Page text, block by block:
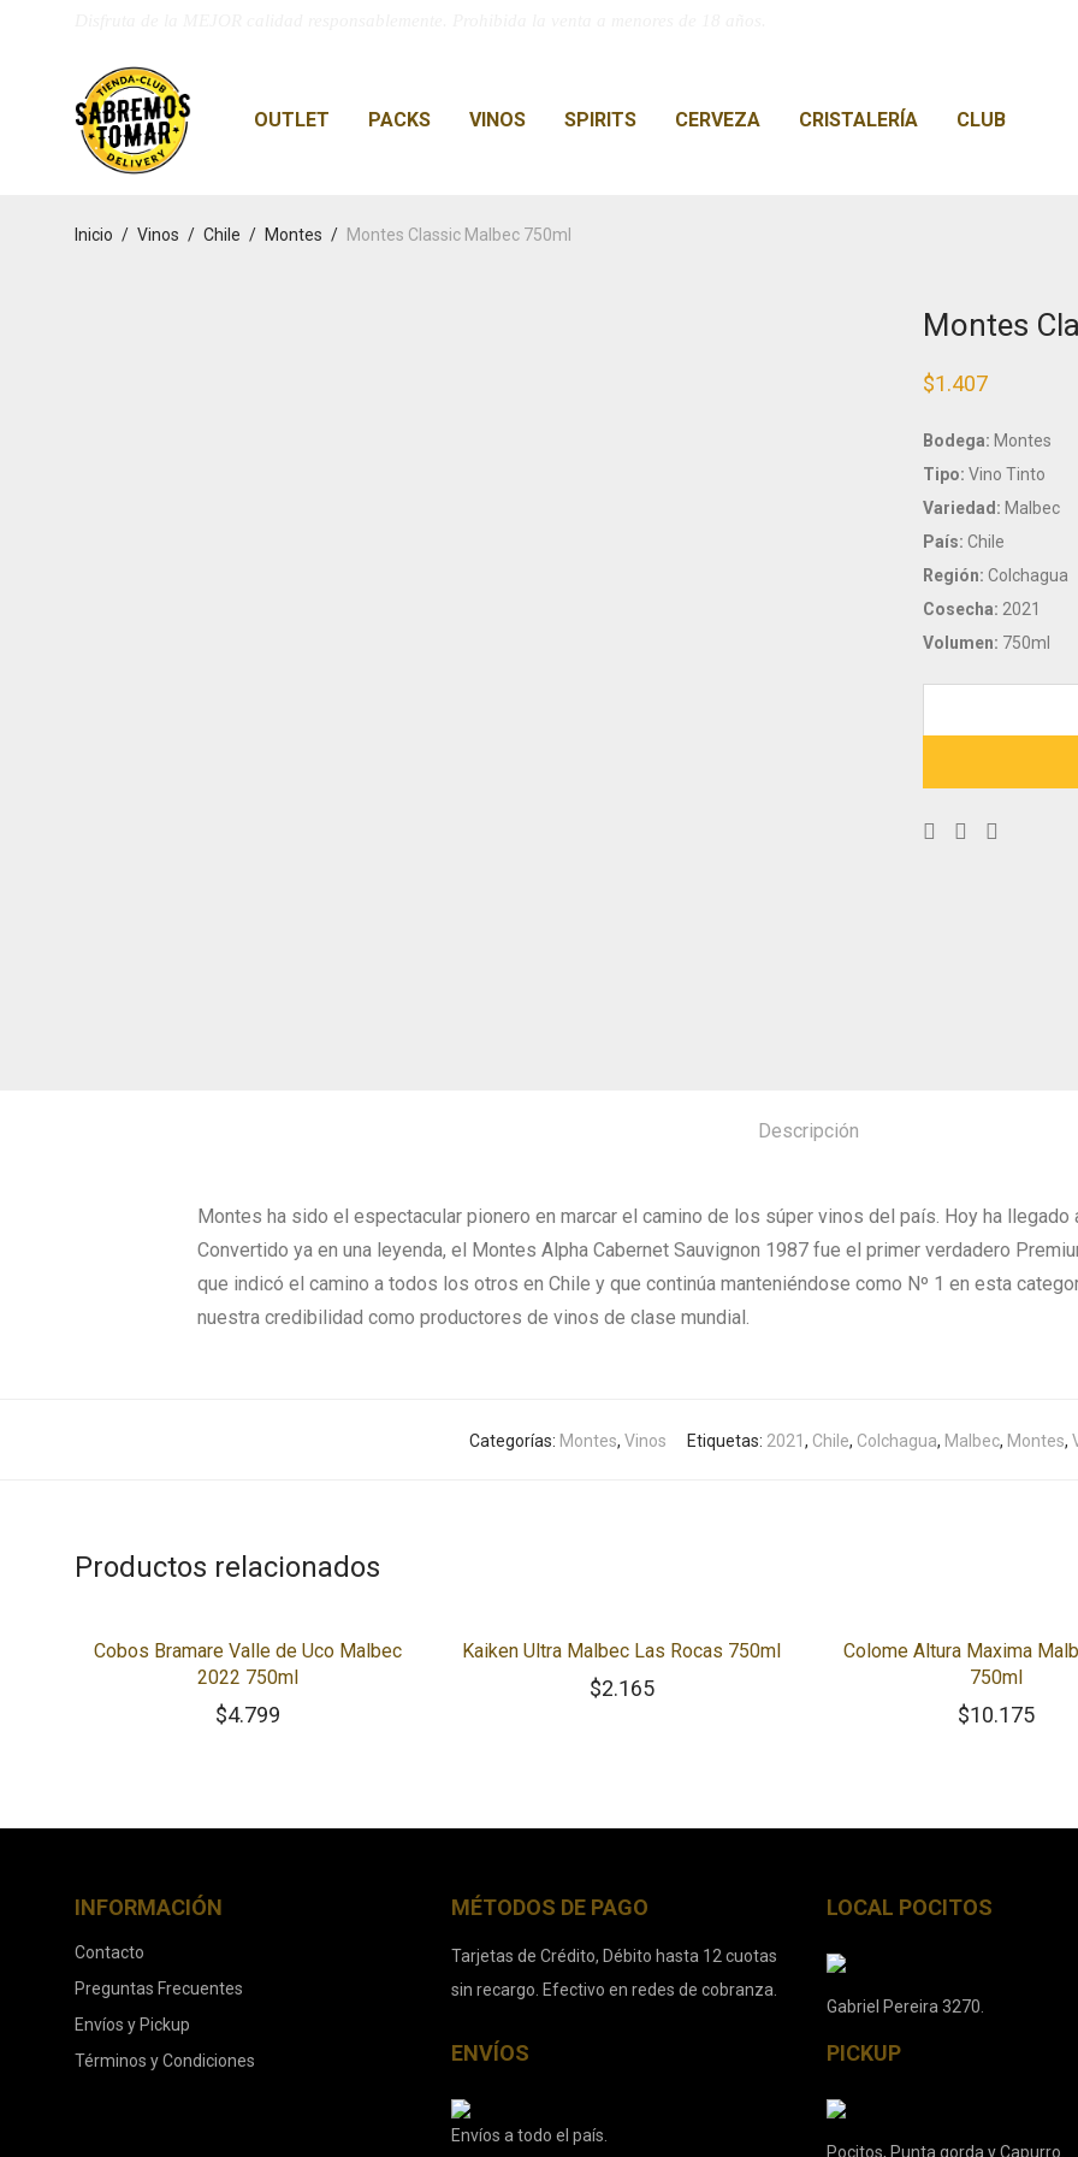
OUTLET PACKS VINOS SPIRITS CERVEZA CRISTALERÍA CLUB
Inicio / Vinos / Chile / Montes / Montes Classic Malbec 750ml
Montes
$1.407
Bodega: Montes
Tipo: Vino Tinto
Variedad: Malbec
País: Chile
Región: Colchagua
Cosecha: 2021
Volumen: 750ml
Descripción
Montes ha sido el espectacular pionero en marcar el camino de los súper vinos del país. Hoy ha llegado
Convertido ya en una leyenda, el Montes Alpha Cabernet Sauvignon 1987 fue el primer verdadero
que indicó el camino a todos los otros en Chile y que continúa manteniéndose como Nº 1 en esta
nuestra credibilidad como productores de vinos de clase mundial.
Categorías: Montes, Vinos Etiquetas: 2021 , Chile, Colchagua, Malbec, Montes,
Productos relacionados
Cobos Bramare Valle de Uco Malbec
2022 750ml
$4.799
Kaiken Ultra Malbec Las Rocas 750ml
$2.165
Colome Altura Maxima
750ml
$10.175
INFORMACIÓN
Contacto
Preguntas Frecuentes
Envíos y Pickup
Términos y Condiciones
MÉTODOS DE PAGO
Tarjetas de Crédito, Débito hasta 12 cuotas
sin recargo. Efectivo en redes de cobranza.
ENVÍOS
Envíos a todo el país.
LOCAL POCITOS
Gabriel Pereira 3270.
PICKUP
Pocitos, Punta gorda y Capurro.